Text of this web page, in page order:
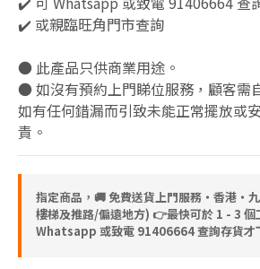
✔️ 或親臨旺角門市查詢
● 此產品只供商業用途。
● 如沒有預約上門睇位服務，顧客需
如有任何錯漏而引致未能正常擺放或
責。
指定商品，🚚 免費送貨上門服務‧香港‧
樓梯及推路/偏遠地方) 👉最快可於 1 - 3 個
Whatsapp 或致電 91406664 查詢存貨才